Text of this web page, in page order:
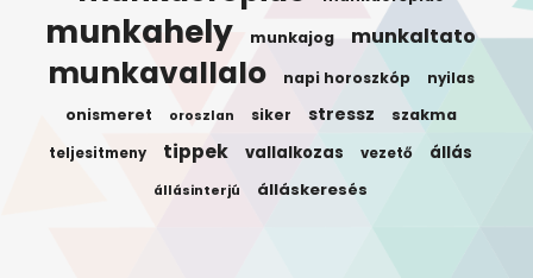
munkahely munkajog munkaltato
munkavallalo napi horoszkóp nyilas
onismeret oroszlan siker stressz szakma
teljesitmeny tippek vallalkozas vezető állás
állásinterjú álláskeresés